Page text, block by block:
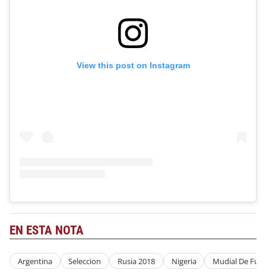
View this post on Instagram
EN ESTA NOTA
Argentina Seleccion Rusia 2018 Nigeria Mudial De